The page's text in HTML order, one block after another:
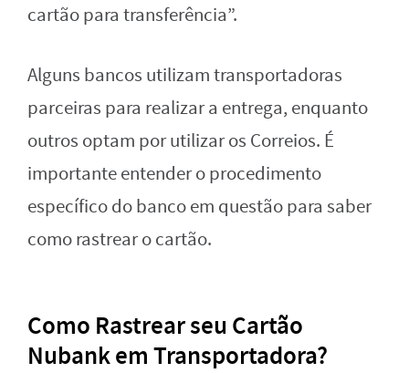
cartão para transferência”.
Alguns bancos utilizam transportadoras
parceiras para realizar a entrega, enquanto
outros optam por utilizar os Correios. É
importante entender o procedimento
específico do banco em questão para saber
como rastrear o cartão.
Como Rastrear seu Cartão
Nubank em Transportadora?